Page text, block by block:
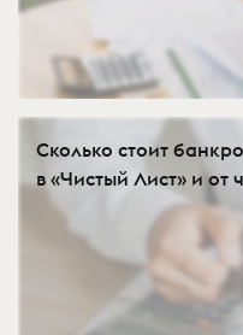
Сколько стоит
в «Чистый Лист» и от